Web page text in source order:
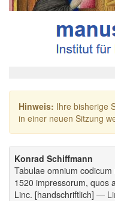
Hinweis: Ihre bisherige
in einer neuen Sitzung
Konrad Schiffmann
Tabulae omnium
1520 impressorum, quos
Linc. [handschriftlich] —